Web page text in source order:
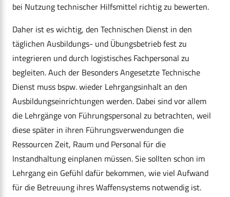
bei Nutzung technischer Hilfsmittel richtig zu bewerten.
Daher ist es wichtig, den Technischen Dienst in den
täglichen Ausbildungs- und Übungsbetrieb fest zu
integrieren und durch logistisches Fachpersonal zu
begleiten. Auch der Besonders Angesetzte Technische
Dienst muss bspw. wieder Lehrgangsinhalt an den
Ausbildungseinrichtungen werden. Dabei sind vor allem
die Lehrgänge von Führungspersonal zu betrachten, weil
diese später in ihren Führungsverwendungen die
Ressourcen Zeit, Raum und Personal für die
Instandhaltung einplanen müssen. Sie sollten schon im
Lehrgang ein Gefühl dafür bekommen, wie viel Aufwand
für die Betreuung ihres Waffensystems notwendig ist.